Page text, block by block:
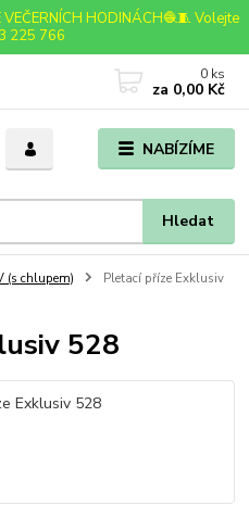
HODINÁCH🧶🧵 Volejte
225 766
NABÍZÍME
Hledat
0 ks
za 0,00 Kč
(s chlupem)
Pletací příze Exklusiv
528